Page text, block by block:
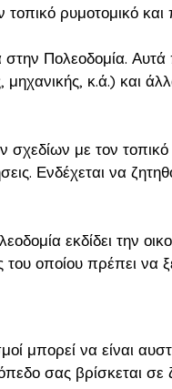
ρυμοτομικό
Πολεοδομία.
κ.ά.) και
με τον
Ενδέχεται να
εκδίδει την
οποίου πρέπει να
μπορεί να είναι
σας βρίσκεται